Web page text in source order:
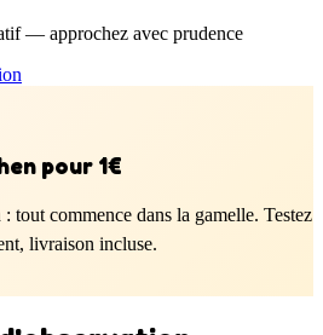
— approchez avec prudence
pour 1€
tout commence dans la gamelle. Testez
livraison incluse.